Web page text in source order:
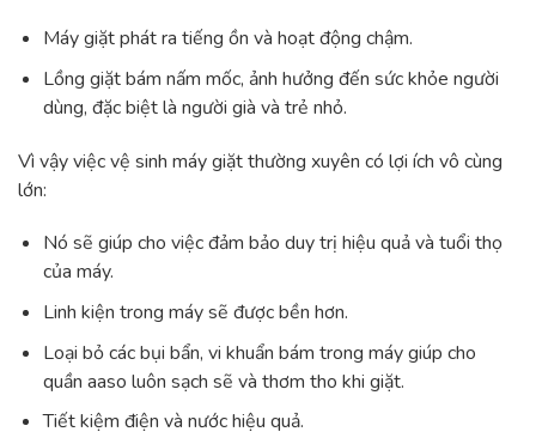
Máy giặt phát ra tiếng ồn và hoạt động chậm.
Lồng giặt bám nấm mốc, ảnh hưởng đến sức khỏe người
dùng, đặc biệt là người già và trẻ nhỏ.
Vì vậy việc vệ sinh máy giặt thường xuyên có lợi ích vô cùng
lớn:
Nó sẽ giúp cho việc đảm bảo duy trị hiệu quả và tuổi thọ
của máy.
Linh kiện trong máy sẽ được bền hơn.
Loại bỏ các bụi bẩn, vi khuẩn bám trong máy giúp cho
quần aaso luôn sạch sẽ và thơm tho khi giặt.
Tiết kiệm điện và nước hiệu quả.